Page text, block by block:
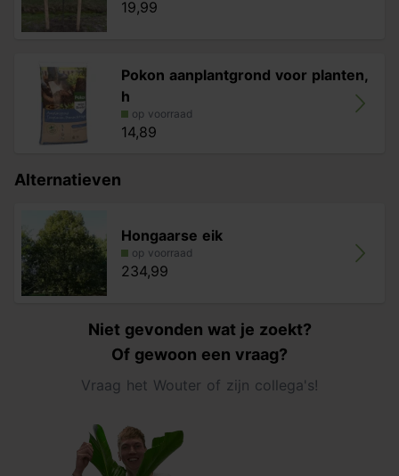
19,99
Pokon aanplantgrond voor planten,
h
op voorraad
14,89
Alternatieven
Hongaarse eik
op voorraad
234,99
Niet gevonden wat je zoekt?
Of gewoon een vraag?
Vraag het Wouter of zijn collega's!